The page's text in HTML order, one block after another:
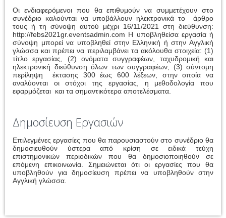
Οι ενδιαφερόμενοι που θα επιθυμούν να συμμετέχουν στο
συνέδριο καλούνται να υποβάλλουν ηλεκτρονικά το άρθρο
τους ή τη σύνοψη αυτού μέχρι 16/11/2021 στη διεύθυνση:
http://febs2021gr.eventsadmin.com Η υποβληθείσα εργασία ή
σύνοψη μπορεί να υποβληθεί στην Ελληνική ή στην Αγγλική
γλώσσα και πρέπει να περιλαμβάνει τα ακόλουθα στοιχεία: (1)
τίτλο εργασίας, (2) ονόματα συγγραφέων, ταχυδρομική και
ηλεκτρονική διεύθυνση όλων των συγγραφέων, (3) σύντομη
περίληψη έκτασης 300 έως 600 λέξεων, στην οποία να
αναλύονται οι στόχοι της εργασίας, η μεθοδολογία που
εφαρμόζεται και τα σημαντικότερα αποτελέσματα.
Δημοσίευση Εργασιών
Επιλεγμένες εργασίες που θα παρουσιαστούν στο συνέδριο θα
δημοσιευθούν ύστερα από κρίση σε ειδικά τεύχη
επιστημονικών περιοδικών που θα δημοσιοποιηθούν σε
επόμενη επικοινωνία. Σημειώνεται ότι οι εργασίες που θα
υποβληθούν για δημοσίευση πρέπει να υποβληθούν στην
Αγγλική γλώσσα.